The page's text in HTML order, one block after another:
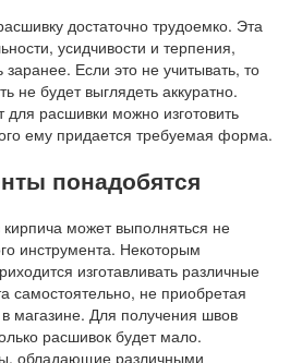
достаточно трудоемко. Эта
усидчивости и терпения,
Если это не учитывать, то
не будет выглядеть аккуратно.
расшивки можно изготовить
ему придается требуемая форма.
понадобятся
может выполняться не
инструмента. Некоторым
изготавливать различные
самостоятельно, не приобретая
магазине. Для получения швов
расшивок будет мало.
обладающие различными